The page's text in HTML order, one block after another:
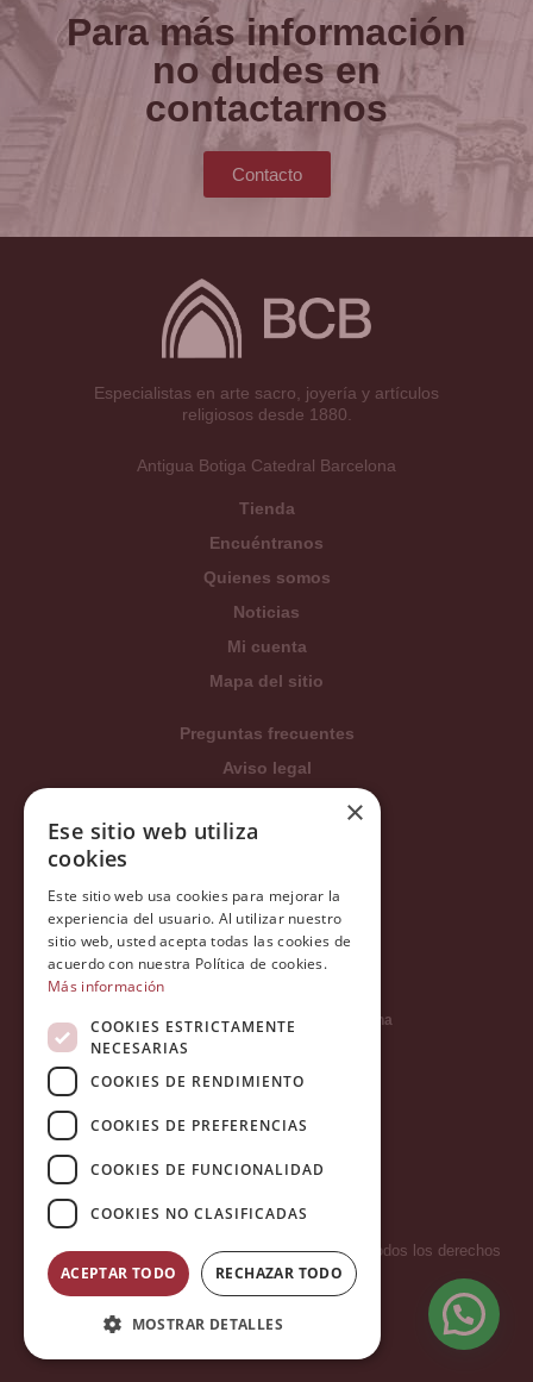
Para más información
no dudes en
contactarnos
Contacto
Especialistas en arte sacro, joyería y artículos
religiosos desde 1880.
Antigua Botiga Catedral Barcelona
Tienda
Encuéntranos
Quienes somos
Noticias
Mi cuenta
Mapa del sitio
Preguntas frecuentes
Aviso legal
Condiciones generales
Política de privacidad
Política Integrada
Tratamiento de datos
Carrer del Duc, 12 - 08002 Barcelona
Copyright 2026 © LA HORMIGA DE ORO S.L. - Todos los derechos
reservados.
×
Ese sitio web utiliza
cookies
Este sitio web usa cookies para mejorar la
experiencia del usuario. Al utilizar nuestro
sitio web, usted acepta todas las cookies de
acuerdo con nuestra Política de cookies.
Más información
COOKIES ESTRICTAMENTE
NECESARIAS
COOKIES DE RENDIMIENTO
COOKIES DE PREFERENCIAS
COOKIES DE FUNCIONALIDAD
COOKIES NO CLASIFICADAS
ACEPTAR TODO RECHAZAR TODO
MOSTRAR DETALLES